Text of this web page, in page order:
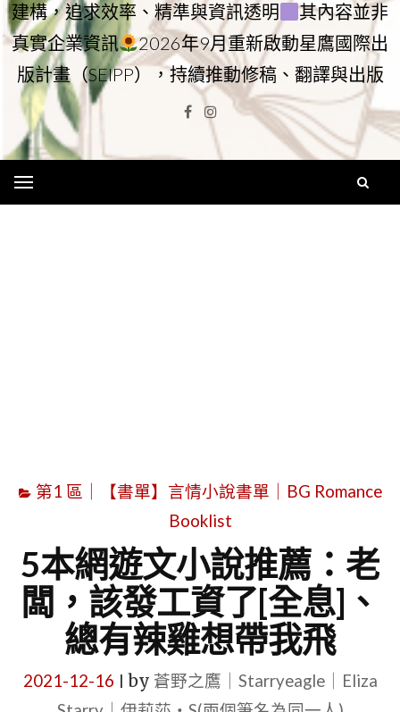
建構，追求效率、精準與資訊透明
其內容並非
真實企業資訊
2026年9月重新啟動星鷹國際出
版計畫（SEIPP），持續推動修稿、翻譯與出版
Facebook
Instagram
第1 區｜【書單】言情小說書單｜BG Romance
Booklist
5本網遊文小說推薦：老
闆，該發工資了[全息]、
總有辣雞想帶我飛
2021-12-16 by 蒼野之鷹｜Starryeagle｜Eliza